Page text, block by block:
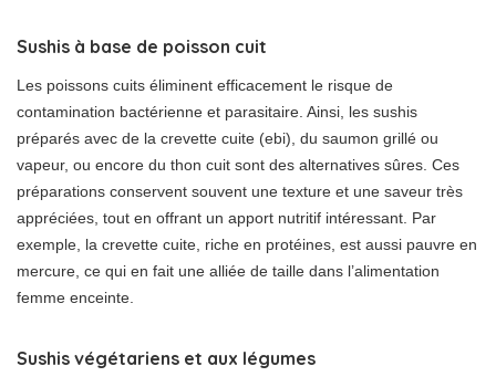
Sushis à base de poisson cuit
Les poissons cuits éliminent efficacement le risque de
contamination bactérienne et parasitaire. Ainsi, les sushis
préparés avec de la crevette cuite (ebi), du saumon grillé ou
vapeur, ou encore du thon cuit sont des alternatives sûres. Ces
préparations conservent souvent une texture et une saveur très
appréciées, tout en offrant un apport nutritif intéressant. Par
exemple, la crevette cuite, riche en protéines, est aussi pauvre en
mercure, ce qui en fait une alliée de taille dans l’alimentation
femme enceinte.
Sushis végétariens et aux légumes